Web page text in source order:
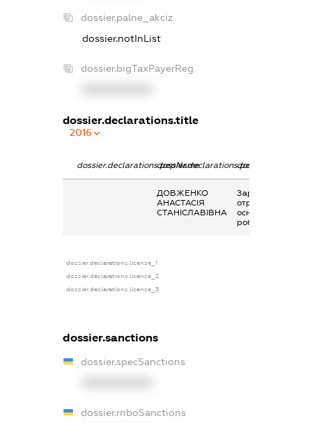
dossier.palne_akciz
dossier.notInList
dossier.bigTaxPayerReg
dossier.declarations.title
2016
dossier.declarations.pepNamedossier.declarations.personName
ДОВЖЕНКО
АНАСТАСІЯ
СТАНІСЛАВІВНА
Заробітна плата
отримана за
основним місцем
роботи
dossier.declarations.license_1
dossier.declarations.license_2
dossier.declarations.license_3
dossier.sanctions
dossier.specSanctions
dossier.rnboSanctions